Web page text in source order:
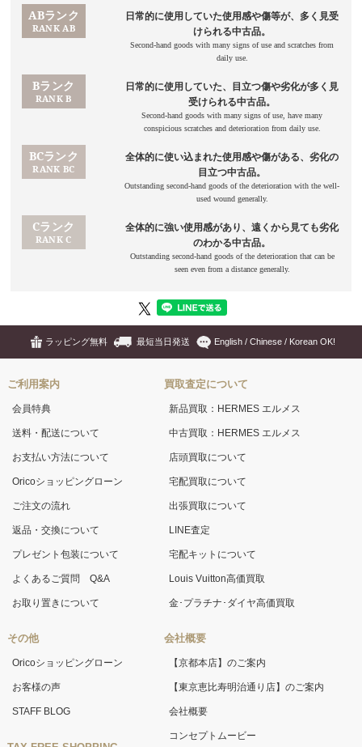
ラッピング無料 最短当日発送 English / Chinese / Korean OK!
ご利用案内
会員特典
送料・配送について
お支払い方法について
Oricoショッピングローン
ご注文の流れ
返品・交換について
プレゼント包装について
よくあるご質問 Q&A
お取り置きについて
その他
Oricoショッピングローン
お客様の声
STAFF BLOG
買取査定について
新品買取：HERMES エルメス
中古買取：HERMES エルメス
店頭買取について
宅配買取について
出張買取について
LINE査定
宅配キットについて
Louis Vuitton高価買取
金･プラチナ･ダイヤ高価買取
会社概要
【京都本店】のご案内
【東京恵比寿明治通り店】のご案内
会社概要
コンセプトムービー